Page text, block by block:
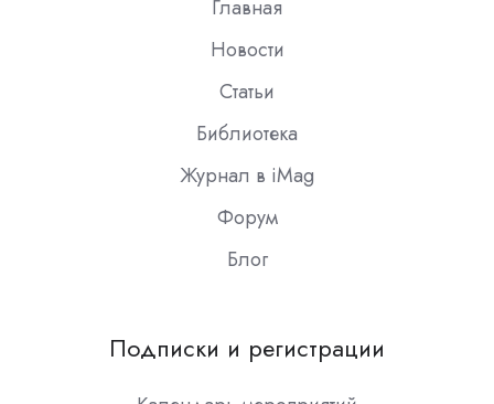
Главная
Новости
Статьи
Библиотека
Журнал в iMag
Форум
Блог
Подписки и регистрации